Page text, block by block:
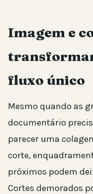
Imagem e
fluxo único
Mesmo quando as
documentário
parecer uma
corte,
próximos podem
Cortes demorados